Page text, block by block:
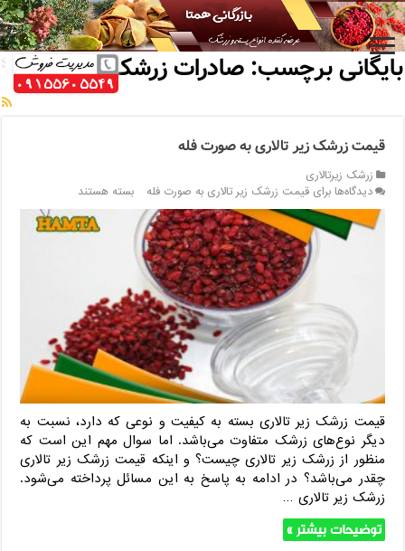
خانه / بایگانی برچسب: صادرات زرشک زیر تالاری
بایگانی برچسب:صادرات زرشک زیر تالاری
قیمت زرشک زیر تالاری به صورت فله
زرشک زیرتالاری
دیدگاه‌هابرای قیمت زرشک زیر تالاری به صورت فله بسته هستند
قیمت زرشک زیر تالاری بسته به کیفیت و نوعی که دارد، نسبت به
دیگر نوع‌های زرشک متفاوت می‌باشد. اما سوال مهم این است که
منظور از زرشک زیر تالاری چیست؟ و اینکه قیمت زرشک زیر تالاری
چقدر می‌باشد؟ در ادامه به پاسخ به این مسائل پرداخته می‌شود.
زرشک زیر تالاری …
توضیحات بیشتر »